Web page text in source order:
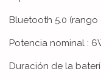
Bluetooth 5.0 (rango
Potencia nominal :
Duración de la